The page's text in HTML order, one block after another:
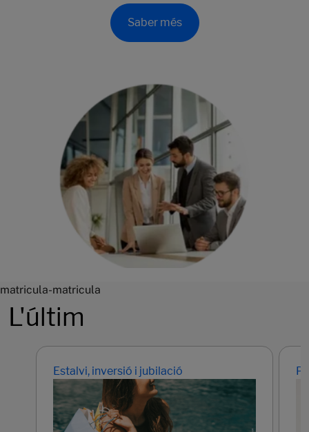
Saber més
matricula-matricula
L'últim
Estalvi, inversió i jubilació